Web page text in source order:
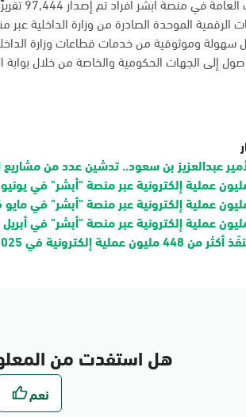
الرقمية الموحدة الصادرة من وزارة الداخلية
سهولة وموثوقية من خدمات قطاعات وزارة
إلى الجهات الحكومية والخاصة من خلال بوابة
عبدالعزيز بن سعود.. تدشين عدد من مشاريع
عملية إلكترونية في 2025م
هل استفدت من